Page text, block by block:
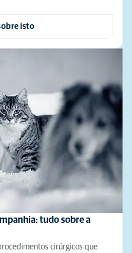
isto
tudo sobre a
cirúrgicos que